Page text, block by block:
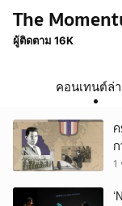
The
ผู้ติดตาม 16K
คอนเทนต์ล่
1